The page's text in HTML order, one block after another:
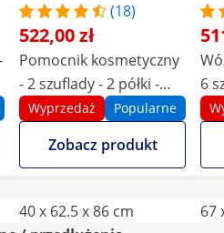
(18)
522,00 zł
Pomocnik kosmetyczny
- 2 szuflady - 2 półki -
62.5 x 40 x 85.5 cm
Wyprzedaż Popularne
Zobacz produkt
6
na
40 x 62.5 x 86 cm
67